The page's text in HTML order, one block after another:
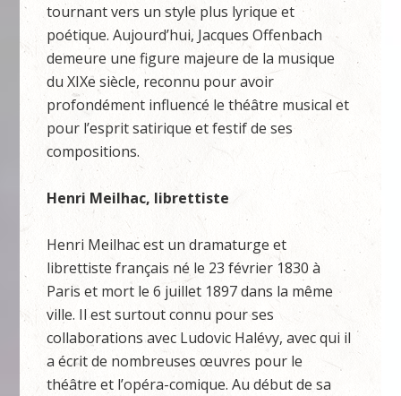
tournant vers un style plus lyrique et
poétique. Aujourd’hui, Jacques Offenbach
demeure une figure majeure de la musique
du XIXe siècle, reconnu pour avoir
profondément influencé le théâtre musical et
pour l’esprit satirique et festif de ses
compositions.
Henri Meilhac, librettiste
Henri Meilhac est un dramaturge et
librettiste français né le 23 février 1830 à
Paris et mort le 6 juillet 1897 dans la même
ville. Il est surtout connu pour ses
collaborations avec Ludovic Halévy, avec qui il
a écrit de nombreuses œuvres pour le
théâtre et l’opéra-comique. Au début de sa